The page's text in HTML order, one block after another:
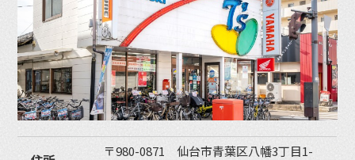
〒980-0871 仙台市青葉区八幡3丁目1-